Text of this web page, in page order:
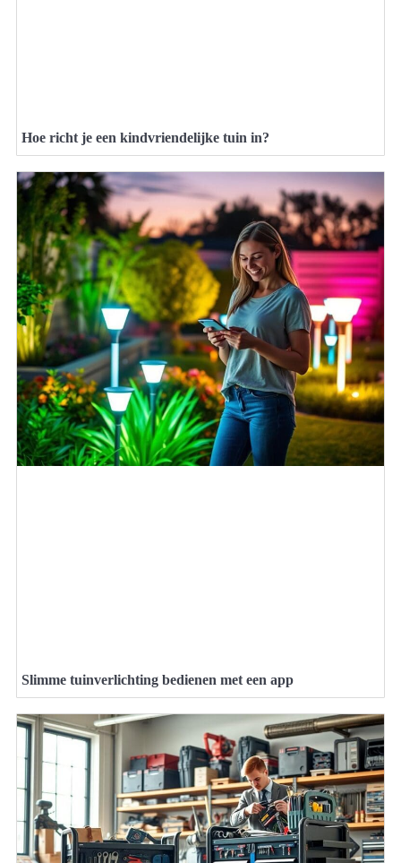
Hoe richt je een kindvriendelijke tuin in?
Slimme tuinverlichting bedienen met een app